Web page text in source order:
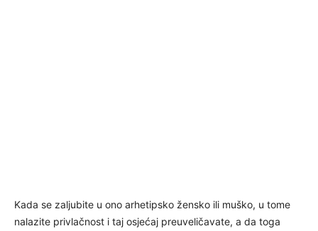
Kada se zaljubite u ono arhetipsko žensko ili muško, u tome
nalazite privlačnost i taj osjećaj preuveličavate, a da toga